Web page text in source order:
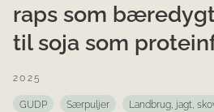
raps som
til soja som
2025
GUDP Særpuljer Landbrug, jagt,